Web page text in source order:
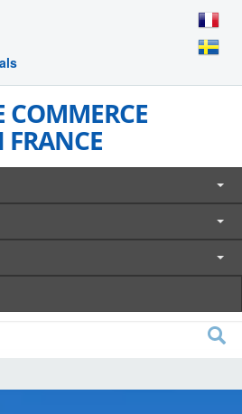
COMMERCE
FRANCE